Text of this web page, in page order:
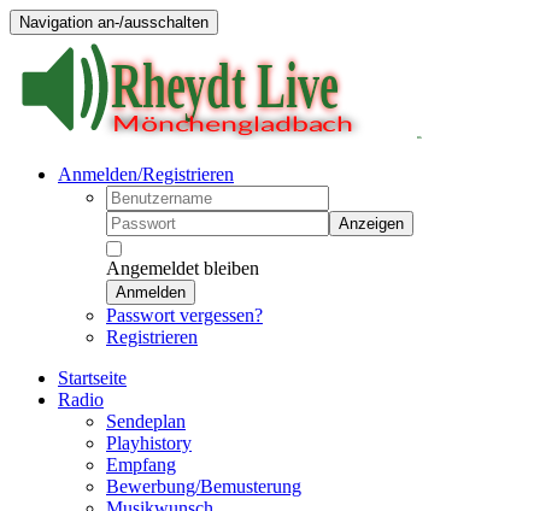
Navigation an-/ausschalten
Anmelden/Registrieren
Anzeigen
Angemeldet bleiben
Anmelden
Passwort vergessen?
Registrieren
Startseite
Radio
Sendeplan
Playhistory
Empfang
Bewerbung/Bemusterung